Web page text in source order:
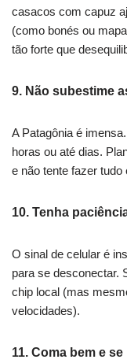
casacos com capuz
(como bonés ou
tão forte que
9. Não subestime
A Patagônia é
horas ou até dias.
e não tente fazer tudo
10. Tenha
O sinal de celular é
para se desconectar.
chip local (mas
velocidades).
11. Coma bem e se